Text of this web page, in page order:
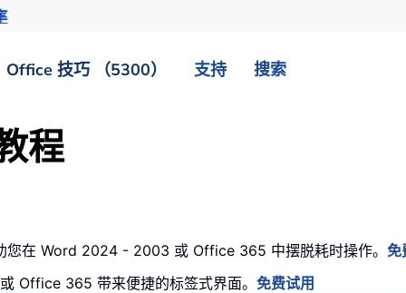
Office 技巧 （5300） 支持 搜索
程
您在 Word 2024 - 2003 或 Office 365 中摆脱耗时操作。 免
365 带来便捷的标签式界面。 免费试用